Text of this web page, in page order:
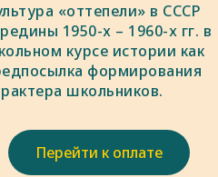
«оттепели» в СССР
1950-х – 1960-х гг. в
курсе истории как
формирования
школьников.
Перейти к оплате